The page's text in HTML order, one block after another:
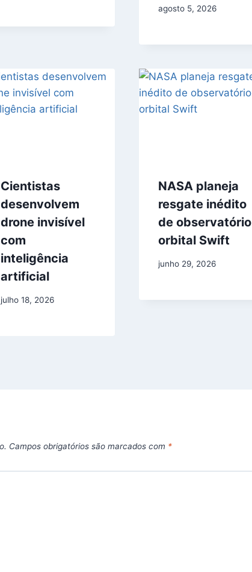
agosto 5, 2026
Cientistas
desenvolvem
drone invisível
com
inteligência
artificial
julho 18, 2026
NASA planeja
resgate inédito
de observatório
orbital Swift
junho 29, 2026
Campos obrigatórios são marcados com *